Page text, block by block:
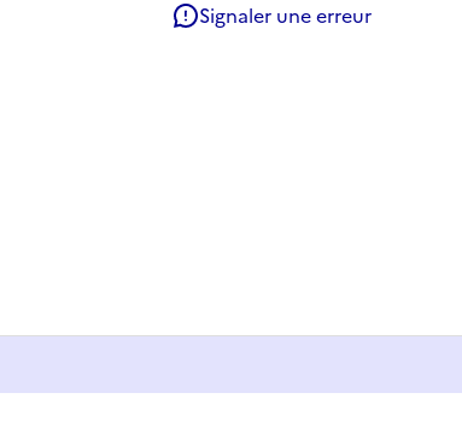
Signaler une erreur